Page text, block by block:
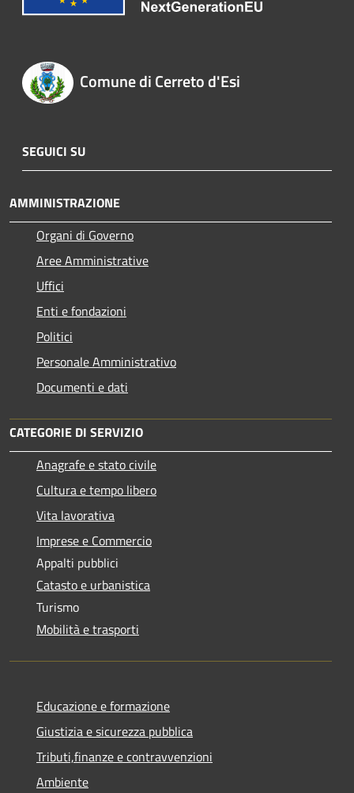
Comune di Cerreto d'Esi
SEGUICI SU
AMMINISTRAZIONE
Organi di Governo
Aree Amministrative
Uffici
Enti e fondazioni
Politici
Personale Amministrativo
Documenti e dati
CATEGORIE DI SERVIZIO
Anagrafe e stato civile
Cultura e tempo libero
Vita lavorativa
Imprese e Commercio
Appalti pubblici
Catasto e urbanistica
Turismo
Mobilità e trasporti
Educazione e formazione
Giustizia e sicurezza pubblica
Tributi,finanze e contravvenzioni
Ambiente